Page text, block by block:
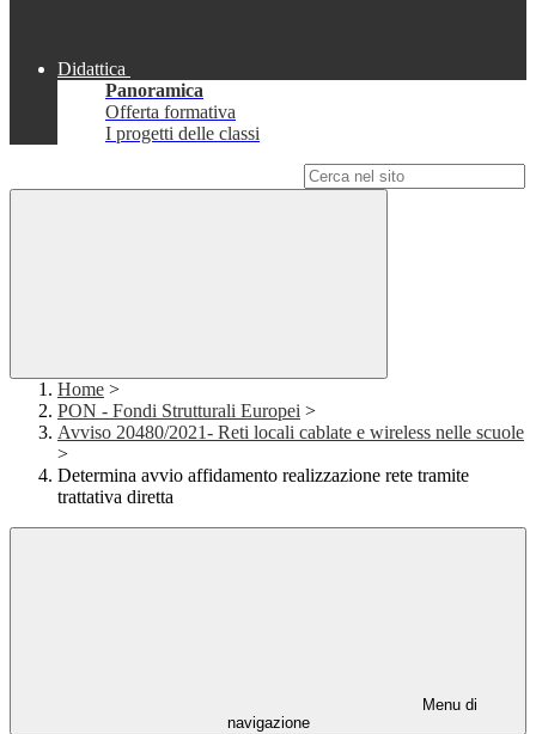
Didattica
Panoramica
Offerta formativa
I progetti delle classi
Home >
PON - Fondi Strutturali Europei >
Avviso 20480/2021- Reti locali cablate e wireless nelle scuole
>
Determina avvio affidamento realizzazione rete tramite
trattativa diretta
Menu di
navigazione